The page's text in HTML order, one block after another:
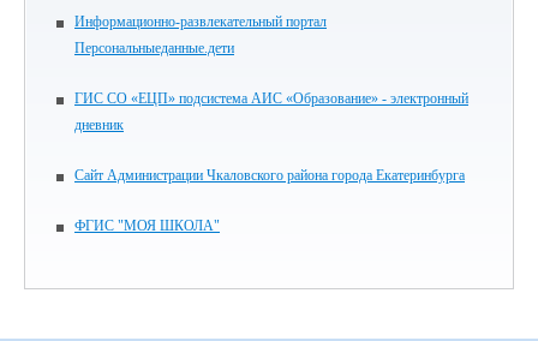
Информационно-развлекательный портал
Персональныеданные.дети
ГИС СО «ЕЦП» подсистема АИС «Образование» - электронный
дневник
Сайт Администрации Чкаловского района города Екатеринбурга
ФГИС "МОЯ ШКОЛА"